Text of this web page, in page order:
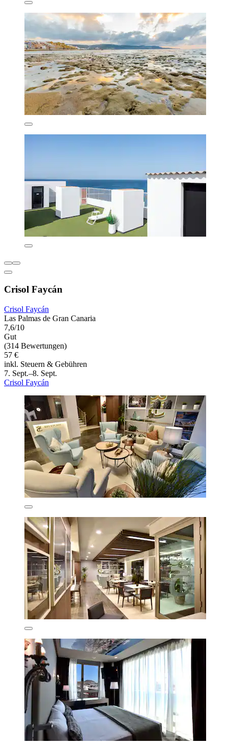
Crisol Faycán
Crisol Faycán
Las Palmas de Gran Canaria
7,6/10
Gut
(314 Bewertungen)
57 €
inkl. Steuern & Gebühren
7. Sept.–8. Sept.
Crisol Faycán